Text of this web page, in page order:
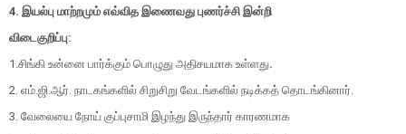
4. இயல்பு மாற்றமும் எவ்வித இணைவது புணர்ச்சி இன்றி
விடைகுறிப்பு:
1. சிங்கி உன்னை பார்க்கும் பொழுது அதிசயமாக உள்ளது.
2. எம்.ஜி.ஆர். நாடகங்களில் சிறுசிறு வேடங்களில் நடிக்கத் தொடங்கினார்.
3. வேலையை நோய் குப்புசாமி இழந்து இருந்தார் காரணமாக